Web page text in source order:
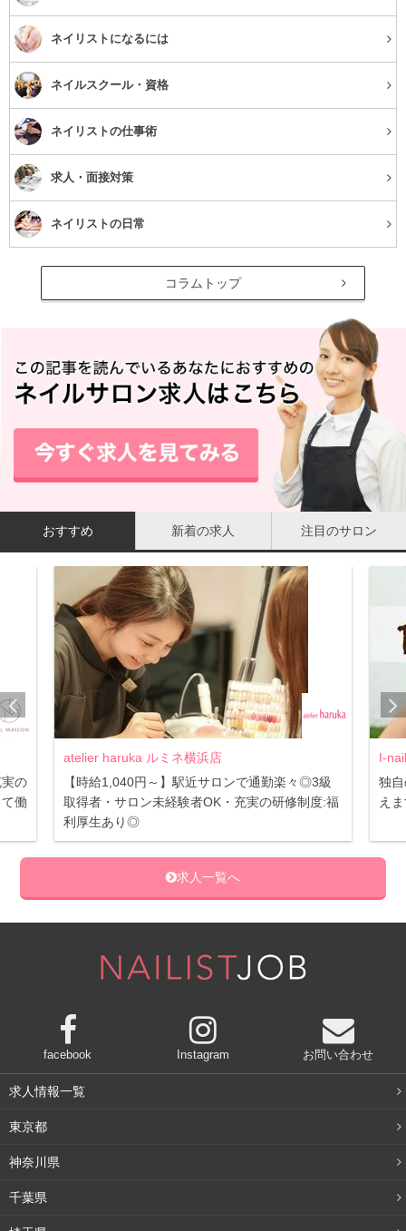
ネイリストになるには
ネイルスクール・資格
ネイリストの仕事術
求人・面接対策
ネイリストの日常
コラムトップ
おすすめ 新着の求人 注目のサロン
の
働
atelier haruka ルミネ横浜店
【時給1,040円～】駅近サロンで通勤楽々◎3級
取得者・サロン未経験者OK・充実の研修制度:福
利厚生あり◎
I-
独
え
求人一覧へ
facebook Instagram お問い合わせ
求人情報一覧
東京都
神奈川県
千葉県